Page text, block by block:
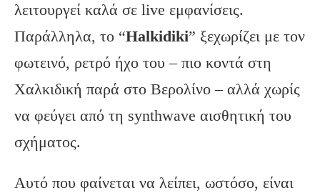
λειτουργεί καλά σε live εμφανίσεις.
Παράλληλα, το “Halkidiki” ξεχωρίζει με τον
φωτεινό, ρετρό ήχο του – πιο κοντά στη
Χαλκιδική παρά στο Βερολίνο – αλλά χωρίς
να φεύγει από τη synthwave αισθητική του
σχήματος.
Αυτό που φαίνεται να λείπει, ωστόσο, είναι